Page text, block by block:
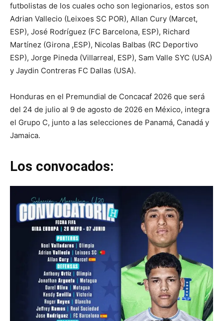
futbolistas de los cuales ocho son legionarios, estos son
Adrian Vallecio (Leixoes SC POR), Allan Cury (Marcet,
ESP), José Rodríguez (FC Barcelona, ESP), Richard
Martínez (Girona ,ESP), Nicolas Balbas (RC Deportivo
ESP), Jorge Pineda (Villarreal, ESP), Sam Valle SYC (USA)
y Jaydin Contreras FC Dallas (USA).
Honduras en el Premundial de Concacaf 2026 que será
del 24 de julio al 9 de agosto de 2026 en México, integra
el Grupo C, junto a las selecciones de Panamá, Canadá y
Jamaica.
Los convocados: